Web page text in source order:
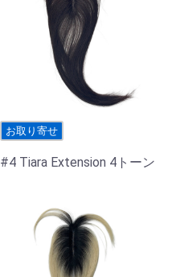
お取り寄せ
#4 Tiara Extension 4トーン